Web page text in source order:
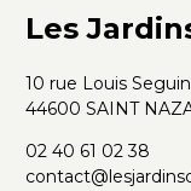
Les
10 rue Louis
44600 SAINT
02 40 61 02 38